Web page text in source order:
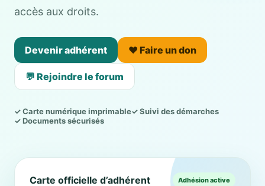
accès aux droits.
Devenir adhérent ❤️ Faire un don
💬 Rejoindre le forum
✓ Carte numérique imprimable✓ Suivi des démarches
✓ Documents sécurisés
Carte officielle d’adhérent Adhésion active